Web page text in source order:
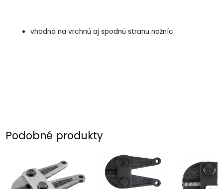
vhodná na vrchnú aj spodnú stranu nožníc
Podobné produkty